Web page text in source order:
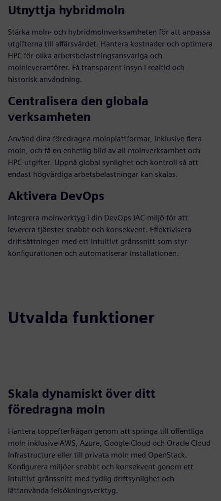
Utnyttja hybridmoln
Stärka moln- och hybridmolnverksamheten för att anpassa
utgifterna till affärsvärdet. Hantera kostnader och optimera
HPC för olika arbetsbelastningsansvariga och
molnleverantörer. Få transparent insyn i realtid och
historisk användning.
Centralisera den globala
verksamheten
Använd dina föredragna molnplattformar, inklusive flera
moln, och få en enhetlig bild av all molnverksamhet och
HPC-utgifter. Uppnå global synlighet och kontroll så att
endast högvärdiga arbetsbelastningar kan skalas.
Aktivera DevOps
Integrera molnverktyg i din DevOps IAC-miljö för att
leverera tjänster snabbt och konsekvent. Effektivisera
driftsättningen med ett intuitivt gränssnitt som styr
konfigurationen och automatiserar installationen.
Utvalda funktioner
Skala dynamiskt över ditt
föredragna moln
Hantera toppefterfrågan genom att springa till offentliga
moln inklusive AWS, Azure, Google Cloud och Oracle Cloud
Infrastructure eller till privata moln med OpenStack.
Konfigurera miljöer snabbt och konsekvent genom ett
intuitivt gränssnitt med tydlig driftsynlighet och
lättanvända felsökningsverktyg.